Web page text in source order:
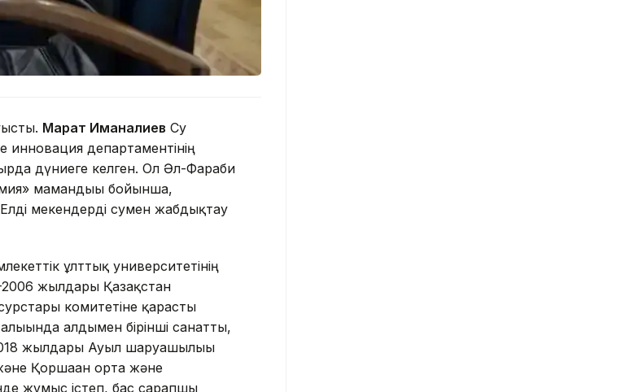
Марат Иманалиев Су
инновация департаментінің
дүниеге келген. Ол Әл-Фараби
мамандығы бойынша,
мекендерді сумен жабдықтау
ұлттық университетінің
2006 жылдары Қазақстан
комитетіне қарасты
алдымен бірінші санатты,
жылдары Ауыл шаруашылығы
Қоршаған орта және
жұмыс істеп, бас сарапшы